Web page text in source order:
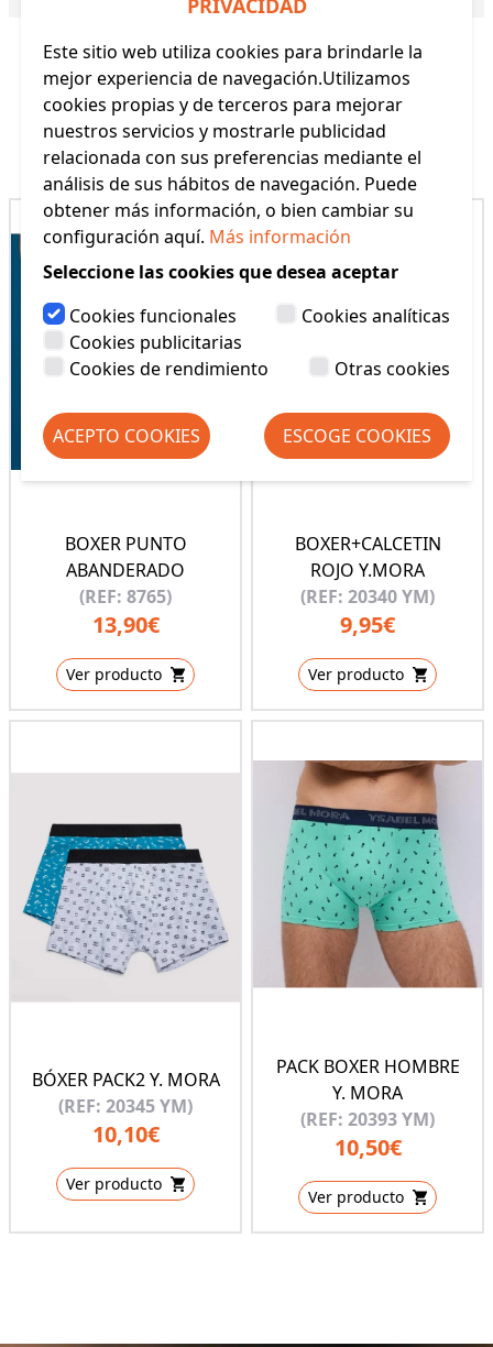
Productos Relacionados
BOXER PUNTO
ABANDERADO
(REF: 8765)
13,90€
Ver producto
BOXER+CALCETIN
ROJO Y.MORA
(REF: 20340 YM)
9,95€
Ver producto
BÓXER PACK2 Y. MORA
(REF: 20345 YM)
10,10€
Ver producto
PACK BOXER HOMBRE
Y. MORA
(REF: 20393 YM)
10,50€
Ver producto
PRIVACIDAD
Este sitio web utiliza cookies para brindarle la
mejor experiencia de navegación.Utilizamos
cookies propias y de terceros para mejorar
nuestros servicios y mostrarle publicidad
relacionada con sus preferencias mediante el
análisis de sus hábitos de navegación. Puede
obtener más información, o bien cambiar su
configuración aquí. Más información
Seleccione las cookies que desea aceptar
Cookies funcionales
Cookies analíticas
Cookies publicitarias
Cookies de rendimiento
Otras cookies
ACEPTO COOKIES ESCOGE COOKIES